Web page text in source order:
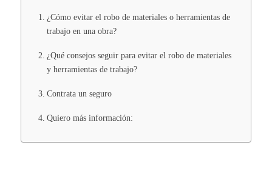
¿Cómo evitar el robo de materiales o herramientas de
trabajo en una obra?
¿Qué consejos seguir para evitar el robo de materiales
y herramientas de trabajo?
Contrata un seguro
Quiero más información: